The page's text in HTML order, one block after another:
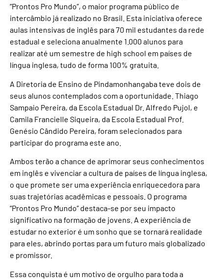
“Prontos Pro Mundo”, o maior programa público de
intercâmbio já realizado no Brasil. Esta iniciativa oferece
aulas intensivas de inglês para 70 mil estudantes da rede
estadual e seleciona anualmente 1.000 alunos para
realizar até um semestre de high school em países de
língua inglesa, tudo de forma 100% gratuita.
A Diretoria de Ensino de Pindamonhangaba teve dois de
seus alunos contemplados com a oportunidade. Thiago
Sampaio Pereira, da Escola Estadual Dr. Alfredo Pujol, e
Camila Francielle Siqueira, da Escola Estadual Prof.
Genésio Cândido Pereira, foram selecionados para
participar do programa este ano.
Ambos terão a chance de aprimorar seus conhecimentos
em inglês e vivenciar a cultura de países de língua inglesa,
o que promete ser uma experiência enriquecedora para
suas trajetórias acadêmicas e pessoais. O programa
“Prontos Pro Mundo” destaca-se por seu impacto
significativo na formação de jovens. A experiência de
estudar no exterior é um sonho que se tornará realidade
para eles, abrindo portas para um futuro mais globalizado
e promissor.
Essa conquista é um motivo de orgulho para toda a